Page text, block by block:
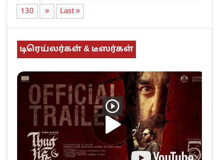
130
» Last »
டிரெய்லர்கள் & டீஸர்கள்